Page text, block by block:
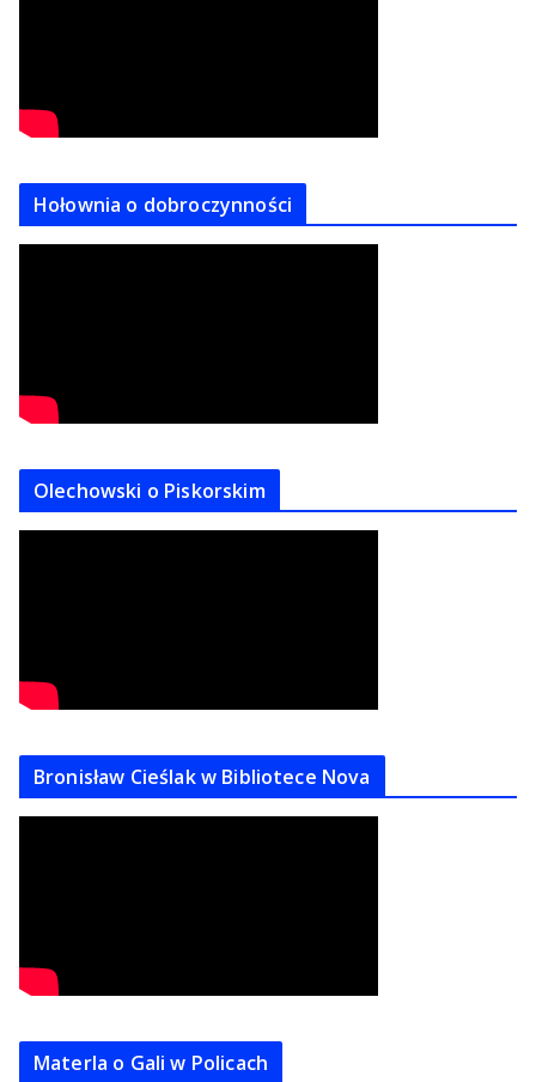
Hołownia o dobroczynności
Olechowski o Piskorskim
Bronisław Cieślak w Bibliotece Nova
Materla o Gali w Policach